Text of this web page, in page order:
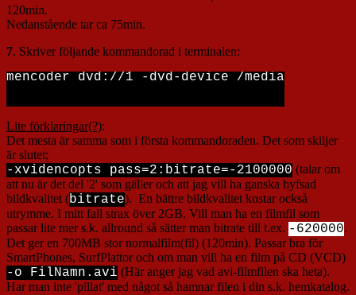
120min.
Nedanstående tar ca 75min.
7. Skriver följande kommandorad i terminalen:
mencoder dvd://1 -dvd-device /media/sdb1/
Lite förklaringar(?):
Det mesta är samma som i första kommandoraden. Det som skiljer
är slutet;
-xvidencopts pass=2:bitrate=-2100000 (talar om
att nu är det del '2' som gäller och att jag vill ha ganska hyfsad
bildkvalitet (bitrate). En bättre bildkvalitet kostar också
utrymme. I mitt fall strax över 2GB. Vill man ha en filmfil som
passar lite mer s.k. allround så sätter man bitrate till t.ex. -620000.
Det ger en 700MB stor normalfilm(fil) (120min). Passar bra för
SmartPhones, SurfPlattor och om man vill ha en film på CD (VCD)
-o FilNamn.avi (Här anger jag vad avi-filmfilen ska heta).
Har man inte 'pillat' med något så hamnar filen i din s.k. hemkatalog.